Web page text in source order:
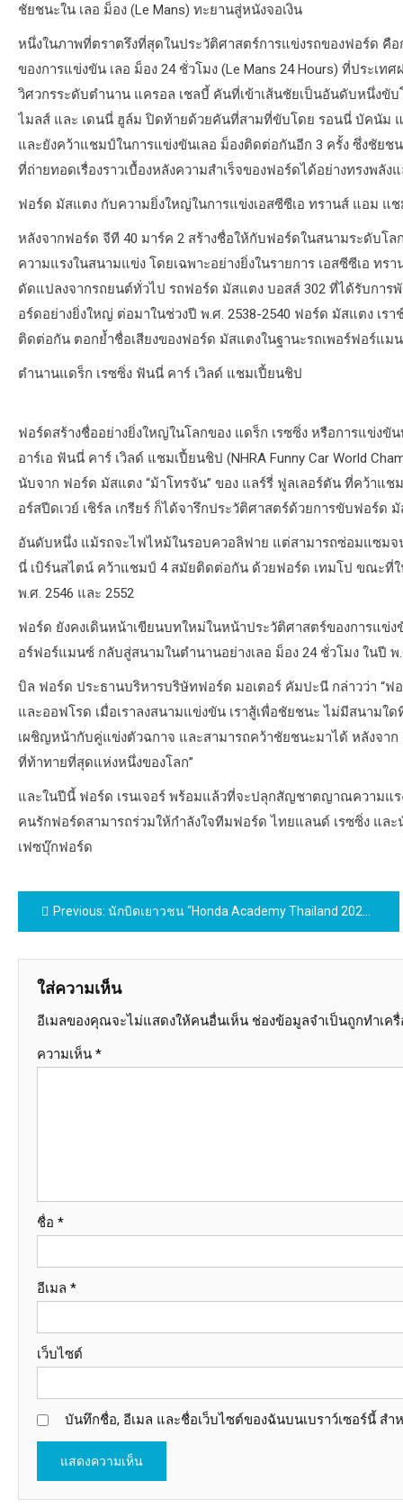
ชัยชนะใน เลอ ม็อง (Le Mans) ทะยานสู่หนังจอเงิน
หนึ่งในภาพที่ตราตรึงที่สุดในประวัติศาสตร์การแข่งรถของฟอร์ด คื
ของการแข่งขัน เลอ ม็อง 24 ชั่วโมง (Le Mans 24 Hours) ที่ประเ
วิศวกรระดับตำนาน แครอล เชลบี้ คันที่เข้าเส้นชัยเป็นอันดับหนึ่งขั
ไมลส์ และ เดนนี่ ฮูล์ม ปิดท้ายด้วยคันที่สามที่ขับโดย รอนนี่ บัคนัม
และยังคว้าแชมป์ในการแข่งขันเลอ ม็องติดต่อกันอีก 3 ครั้ง ซึ่งชัยช
ที่ถ่ายทอดเรื่องราวเบื้องหลังความสำเร็จของฟอร์ดได้อย่างทรงพลัง
ฟอร์ด มัสแตง กับความยิ่งใหญ่ในการแข่งเอสซีซีเอ ทรานส์ แอม แช
หลังจากฟอร์ด จีที 40 มาร์ค 2 สร้างชื่อให้กับฟอร์ดในสนามระดับ
ความแรงในสนามแข่ง โดยเฉพาะอย่างยิ่งในรายการ เอสซีซีเอ
ดัดแปลงจากรถยนต์ทั่วไป รถฟอร์ด มัสแตง บอสส์ 302 ที่ได้รับกา
อร์ดอย่างยิ่งใหญ่ ต่อมาในช่วงปี พ.ศ. 2538-2540 ฟอร์ด มัสแตง เร
ติดต่อกัน ตอกย้ำชื่อเสียงของฟอร์ด มัสแตงในฐานะรถเพอร์ฟอร์แม
ตำนานแดร็ก เรซซิ่ง ฟันนี่ คาร์ เวิลด์ แชมเปี้ยนชิป
ฟอร์ดสร้างชื่ออย่างยิ่งใหญ่ในโลกของ แดร็ก เรซซิ่ง หรือการแข่งขั
อาร์เอ ฟันนี่ คาร์ เวิลด์ แชมเปี้ยนชิป (NHRA Funny Car World
นับจาก ฟอร์ด มัสแตง “ม้าโทรจัน” ของ แลร์รี่ ฟูลเลอร์ตัน ที่คว้าแ
อร์สปีดเวย์ เชิร์ล เกรียร์ ก็ได้จารึกประวัติศาสตร์ด้วยการขับฟอร์ด
อันดับหนึ่ง แม้รถจะไฟไหม้ในรอบควอลิฟาย แต่สามารถซ่อมแซมจ
นี่ เบิร์นสไตน์ คว้าแชมป์ 4 สมัยติดต่อกัน ด้วยฟอร์ด เทมโป ขณะที่
พ.ศ. 2546 และ 2552
ฟอร์ด ยังคงเดินหน้าเขียนบทใหม่ในหน้าประวัติศาสตร์ของการแข่
อร์ฟอร์แมนซ์ กลับสู่สนามในตำนานอย่างเลอ ม็อง 24 ชั่วโมง ในปี
บิล ฟอร์ด ประธานบริหารบริษัทฟอร์ด มอเตอร์ คัมปะนี กล่าวว่า “ฟ
และออฟโรด เมื่อเราลงสนามแข่งขัน เราสู้เพื่อชัยชนะ ไม่มีสนามใ
เผชิญหน้ากับคู่แข่งตัวฉกาจ และสามารถคว้าชัยชนะมาได้ หลังจา
ที่ท้าทายที่สุดแห่งหนึ่งของโลก”
และในปีนี้ ฟอร์ด เรนเจอร์ พร้อมแล้วที่จะปลุกสัญชาตญาณความแ
คนรักฟอร์ดสามารถร่วมให้กำลังใจทีมฟอร์ด ไทยแลนด์ เรซซิ่ง แล
เฟซบุ๊กฟอร์ด
แนะแนว
เรื่อง
Previous: นักบิดเยาวชน “Honda Academy Thailand 2025” ลงสัมผัสประสบการณ์จริงบนแทร็ค พัฒนาต่อเนื่องสนาม 3 ฝึกเข้ม Race Simulation ด้วย Honda NSF100 จ.บุรีรัมย์
ใส่ความเห็น
อีเมลของคุณจะไม่แสดงให้คนอื่นเห็น ช่องข้อมูลจำเป็นถูกทำเค
ความเห็น *
ชื่อ *
อีเมล *
เว็บไซต์
บันทึกชื่อ, อีเมล และชื่อเว็บไซต์ของฉันบนเบราว์เซอร์นี้ ส